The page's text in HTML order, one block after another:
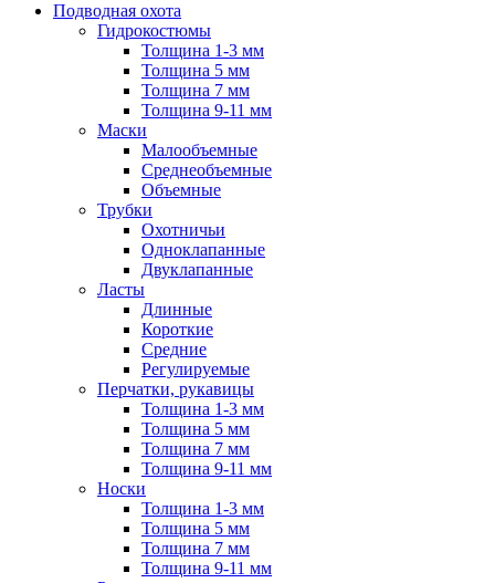
Подводная охота
Гидрокостюмы
Толщина 1-3 мм
Толщина 5 мм
Толщина 7 мм
Толщина 9-11 мм
Маски
Малообъемные
Среднеобъемные
Объемные
Трубки
Охотничьи
Одноклапанные
Двуклапанные
Ласты
Длинные
Короткие
Средние
Регулируемые
Перчатки, рукавицы
Толщина 1-3 мм
Толщина 5 мм
Толщина 7 мм
Толщина 9-11 мм
Носки
Толщина 1-3 мм
Толщина 5 мм
Толщина 7 мм
Толщина 9-11 мм